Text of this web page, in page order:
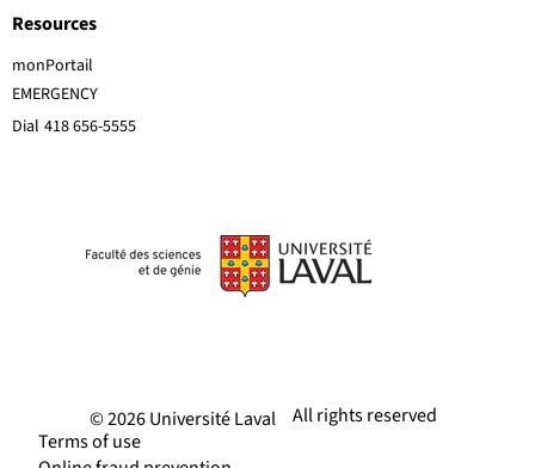
EMERGENCY
Dial 418 656-5555
Resources
monPortail
All rights reserved
© 2026 Université Laval
Terms of use